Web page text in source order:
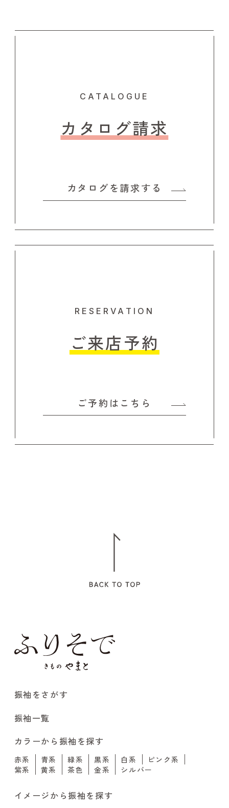
CATALOGUE
カタログ請求
カタログを請求する
RESERVATION
ご来店予約
ご予約はこちら
振袖をさがす
振袖一覧
カラーから振袖を探す
赤系 青系 緑系 黒系 白系
ピンク系
紫系
黄系 茶色 金系 シルバー
イメージから振袖を探す